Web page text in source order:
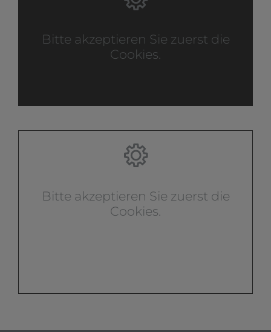
Bitte akzeptieren Sie zuerst die
Cookies.
Bitte akzeptieren Sie zuerst die
Cookies.